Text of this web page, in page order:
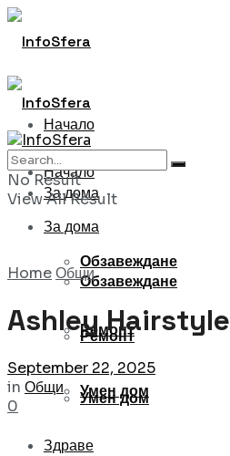
Начало
За дома
Обзавеждане
Ремонт
Умен дом
Начало
За дома
Обзавеждане
Ремонт
Умен дом
Здраве
No Result
View All Result
HomeОбщи
Ashley Hairstyle
September 22, 2025
in Общи
0